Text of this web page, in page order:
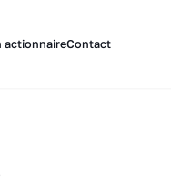
actionnaireContact